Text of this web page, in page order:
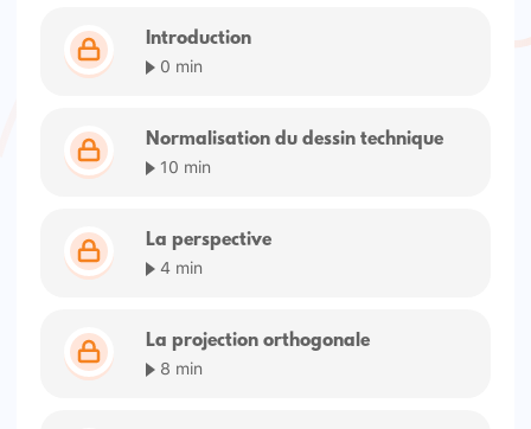
Introduction
0 min
Normalisation du dessin technique
10 min
La perspective
4 min
La projection orthogonale
8 min